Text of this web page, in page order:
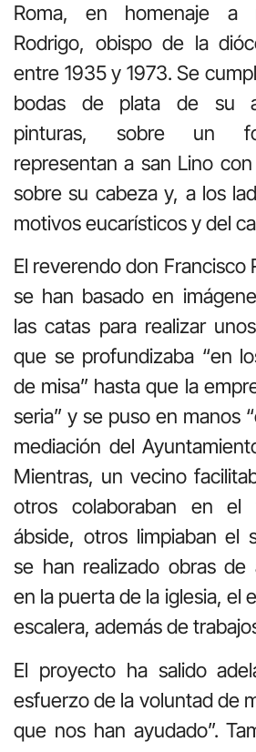
Roma, en homenaje a
Rodrigo, obispo de la
entre 1935 y 1973. Se
bodas de plata de su
pinturas, sobre un
representan a san Lino
sobre su cabeza y, a los
motivos eucarísticos y del
El reverendo don Francisco
se han basado en
las catas para realizar
que se profundizaba “en
de misa” hasta que la
seria” y se puso en manos
mediación del
Mientras, un vecino
otros colaboraban en el
ábside, otros limpiaban el
se han realizado obras de
en la puerta de la iglesia, el
escalera, además de
El proyecto ha salido
esfuerzo de la voluntad de
que nos han ayudado”.